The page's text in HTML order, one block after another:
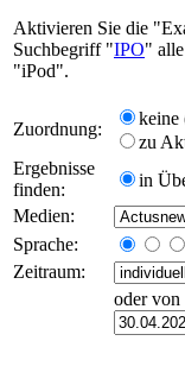
Aktivieren Sie die
Suchbegriff "IPO"
"iPod".
Zuordnung:
keine
zu
Ergebnisse
finden:
in
Medien:
Sprache:
Zeitraum:
oder von